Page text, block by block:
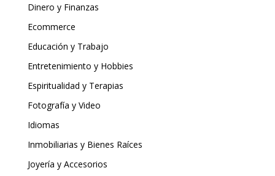
Dinero y Finanzas
Ecommerce
Educación y Trabajo
Entretenimiento y Hobbies
Espiritualidad y Terapias
Fotografía y Video
Idiomas
Inmobiliarias y Bienes Raíces
Joyería y Accesorios